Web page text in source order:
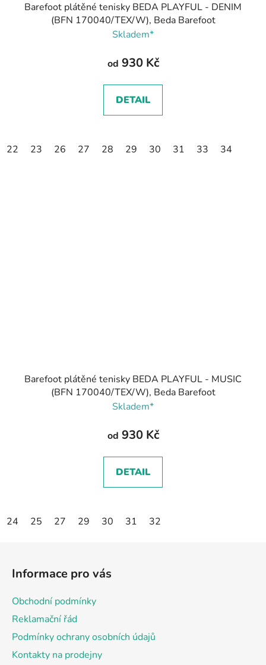
Barefoot plátěné tenisky BEDA PLAYFUL - DENIM
(BFN 170040/TEX/W), Beda Barefoot
Skladem*
od 930 Kč
DETAIL
22 23 26 27 28 29 30 31 33 34
Barefoot plátěné tenisky BEDA PLAYFUL - MUSIC
(BFN 170040/TEX/W), Beda Barefoot
Skladem*
od 930 Kč
DETAIL
24 25 27 29 30 31 32
Informace pro vás
Obchodní podmínky
Reklamační řád
Podmínky ochrany osobních údajů
Kontakty na prodejny